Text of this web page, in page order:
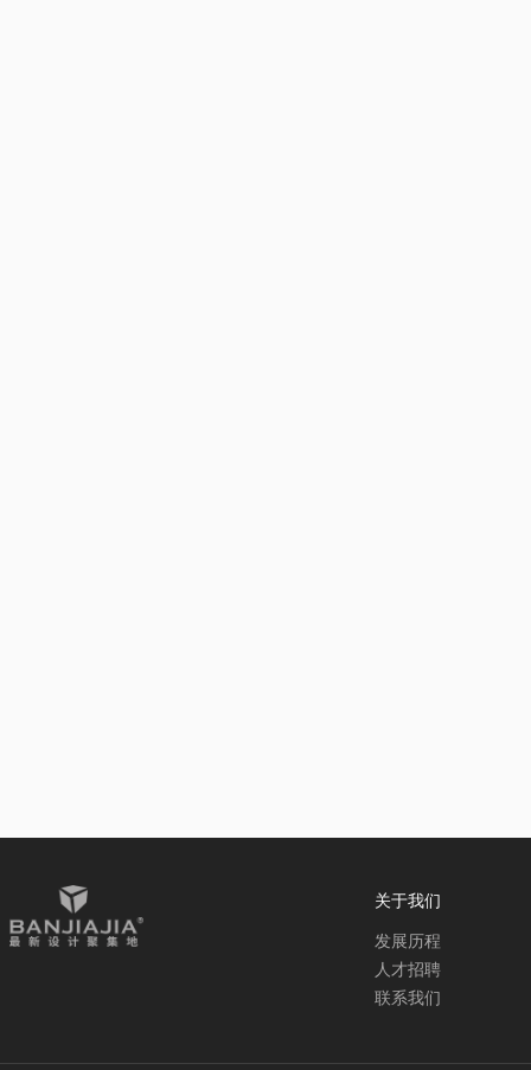
关于我们
发展历程
人才招聘
联系我们